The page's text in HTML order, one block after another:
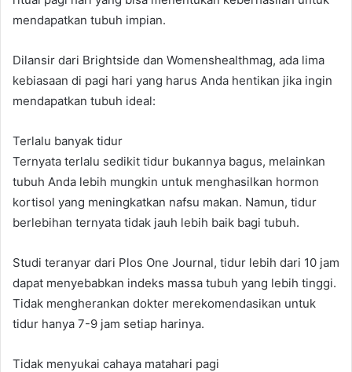
mendapatkan tubuh impian.
Dilansir dari Brightside dan Womenshealthmag, ada lima
kebiasaan di pagi hari yang harus Anda hentikan jika ingin
mendapatkan tubuh ideal:
Terlalu banyak tidur
Ternyata terlalu sedikit tidur bukannya bagus, melainkan
tubuh Anda lebih mungkin untuk menghasilkan hormon
kortisol yang meningkatkan nafsu makan. Namun, tidur
berlebihan ternyata tidak jauh lebih baik bagi tubuh.
Studi teranyar dari Plos One Journal, tidur lebih dari 10 jam
dapat menyebabkan indeks massa tubuh yang lebih tinggi.
Tidak mengherankan dokter merekomendasikan untuk
tidur hanya 7-9 jam setiap harinya.
Tidak menyukai cahaya matahari pagi